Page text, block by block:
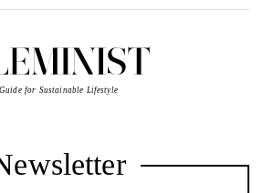
Guide for Sustainable Lifestyle